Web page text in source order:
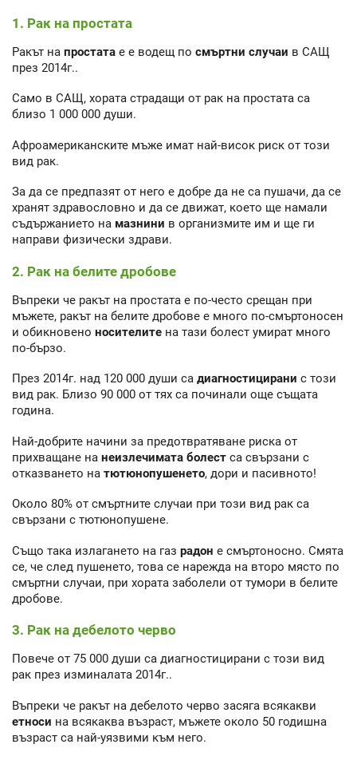
1. Рак на простата
Ракът на простата е е водещ по смъртни случаи в САЩ
през 2014г..
Само в САЩ, хората страдащи от рак на простата са
близо 1 000 000 души.
Афроамериканските мъже имат най-висок риск от този
вид рак.
За да се предпазят от него е добре да не са пушачи, да се
хранят здравословно и да се движат, което ще намали
съдържанието на мазнини в организмите им и ще ги
направи физически здрави.
2. Рак на белите дробове
Въпреки че ракът на простата е по-често срещан при
мъжете, ракът на белите дробове е много по-смъртоносен
и обикновено носителите на тази болест умират много
по-бързо.
През 2014г. над 120 000 души са диагностицирани с този
вид рак. Близо 90 000 от тях са починали още същата
година.
Най-добрите начини за предотвратяване риска от
прихващане на неизлечимата болест са свързани с
отказването на тютюнопушенето, дори и пасивното!
Около 80% от смъртните случаи при този вид рак са
свързани с тютюнопушене.
Също така излагането на газ радон е смъртоносно. Смята
се, че след пушенето, това се нарежда на второ място по
смъртни случаи, при хората заболели от тумори в белите
дробове.
3. Рак на дебелото черво
Повече от 75 000 души са диагностицирани с този вид
рак през изминалата 2014г..
Въпреки че ракът на дебелото черво засяга всякакви
етноси на всякаква възраст, мъжете около 50 годишна
възраст са най-уязвими към него.